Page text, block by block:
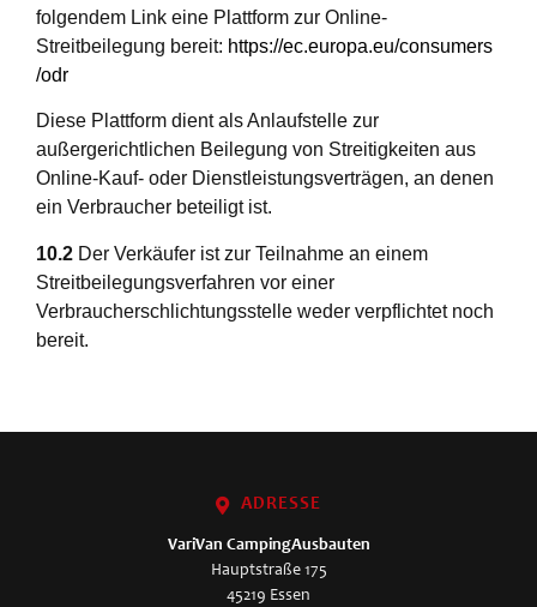
folgendem Link eine Plattform zur Online-
Streitbeilegung bereit: https://ec.europa.eu/consumers
/odr
Diese Plattform dient als Anlaufstelle zur
außergerichtlichen Beilegung von Streitigkeiten aus
Online-Kauf- oder Dienstleistungsverträgen, an denen
ein Verbraucher beteiligt ist.
10.2 Der Verkäufer ist zur Teilnahme an einem
Streitbeilegungsverfahren vor einer
Verbraucherschlichtungsstelle weder verpflichtet noch
bereit.
ADRESSE
VariVan CampingAusbauten
Hauptstraße 175
45219 Essen